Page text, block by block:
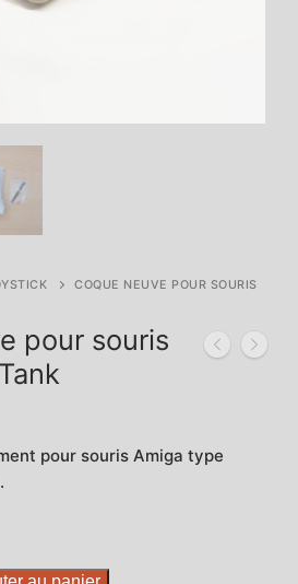
COQUE NEUVE POUR SOURIS
pour souris
:
pour souris Amiga type